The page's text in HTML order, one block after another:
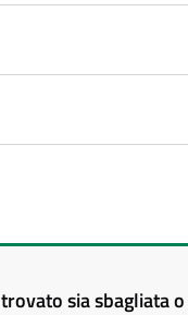
sia sbagliata